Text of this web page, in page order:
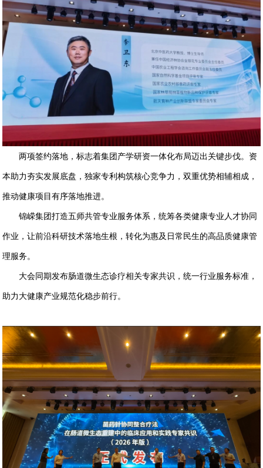
两项签约落地，标志着集团产学研资一体化布局迈出关键步伐。资
本助力夯实发展底盘，独家专利构筑核心竞争力，双重优势相辅相成，
推动健康项目有序落地推进。
锦嵘集团打造五师共管专业服务体系，统筹各类健康专业人才协同
作业，让前沿科研技术落地生根，转化为惠及日常民生的高品质健康管
理服务。
大会同期发布肠道微生态诊疗相关专家共识，统一行业服务标准，
助力大健康产业规范化稳步前行。